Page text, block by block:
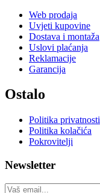
Web prodaja
Uvjeti kupovine
Dostava i montaža
Uslovi plaćanja
Reklamacije
Garancija
Ostalo
Politika privatnosti
Politika kolačića
Pokrovitelji
Newsletter